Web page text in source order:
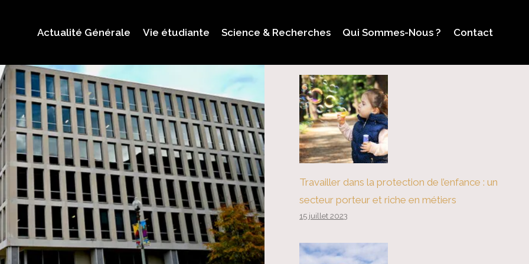
Actualité Générale Vie étudiante Science & Recherches Qui Sommes-Nous ? Contact
Travailler dans la protection de l’enfance : un
secteur porteur et riche en métiers
15 juillet 2023